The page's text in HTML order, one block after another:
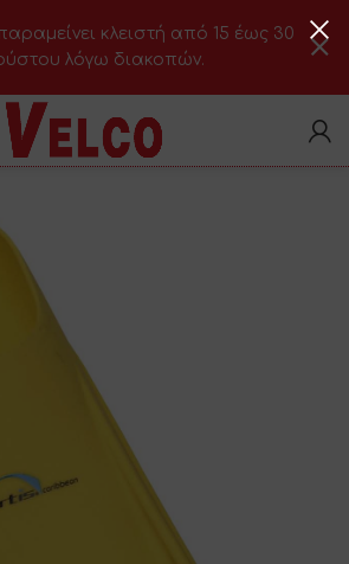
κλειστή από 15 έως 30
λόγω διακοπών.